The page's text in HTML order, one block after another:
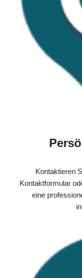
Kontaktieren
Kontaktformular
eine